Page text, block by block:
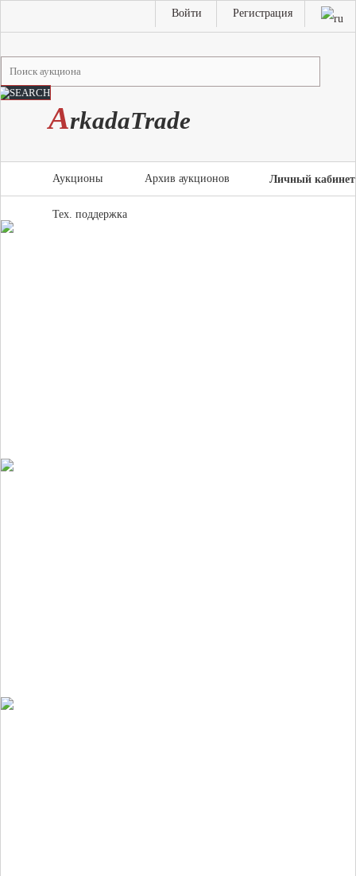
Войти Регистрация
ArkadaTrade
Личный кабинет
Аукционы Архив аукционов
Тех. поддержка